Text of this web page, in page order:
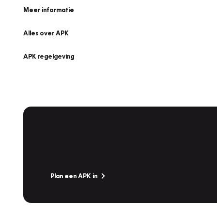
Meer informatie
Alles over APK
APK regelgeving
Plan een APK in